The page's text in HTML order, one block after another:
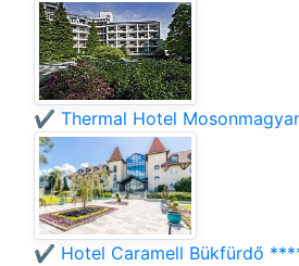
✔️ Thermal Hotel
✔️ Hotel Caramell Bükfürdő